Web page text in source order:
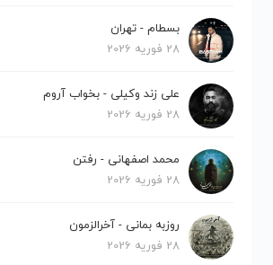
بسطام - تهران
28 فوریه 2026
علی زند وکیلی - بخواب آروم
28 فوریه 2026
محمد اصفهانی - رفتن
28 فوریه 2026
روزبه بمانی - آخرالزمون
28 فوریه 2026